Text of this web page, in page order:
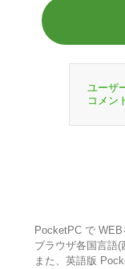
ユーザ
コメン
PocketPC で
ブラウザ各国言語(
また、英語版